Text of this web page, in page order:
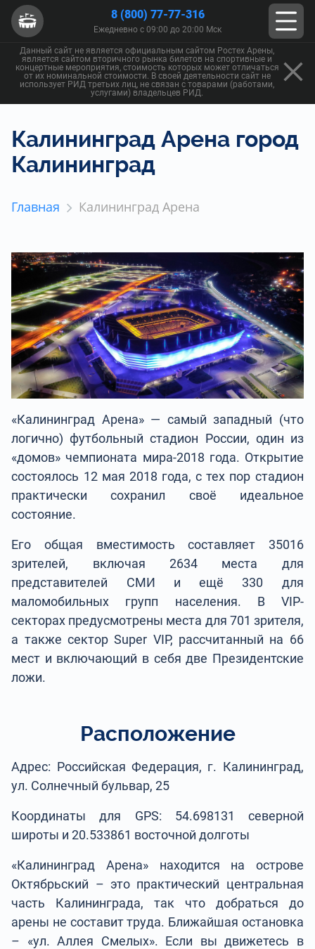
8 (800) 77-77-316
Ежедневно с 09:00 до 20:00 Мск
Данный сайт не является официальным сайтом Ростех Арены,
является сайтом вторичного рынка билетов на спортивные и
концертные мероприятия, стоимость которых может отличаться
от их номинальной стоимости. В своей деятельности сайт не
использует РИД третьих лиц, не связан с товарами (работами,
услугами) владельцев РИД.
Калининград Арена город
Калининград
Главная Калининград Арена
«Калининград Арена» — самый западный (что
логично) футбольный стадион России, один из
«домов» чемпионата мира-2018 года. Открытие
состоялось 12 мая 2018 года, с тех пор стадион
практически сохранил своё идеальное
состояние.
Его общая вместимость составляет 35016
зрителей, включая 2634 места для
представителей СМИ и ещё 330 для
маломобильных групп населения. В VIP-
секторах предусмотрены места для 701 зрителя,
а также сектор Super VIP, рассчитанный на 66
мест и включающий в себя две Президентские
ложи.
Расположение
Адрес: Российская Федерация, г. Калининград,
ул. Солнечный бульвар, 25
Координаты для GPS: 54.698131 северной
широты и 20.533861 восточной долготы
«Калининград Арена» находится на острове
Октябрьский – это практический центральная
часть Калининграда, так что добраться до
арены не составит труда. Ближайшая остановка
– «ул. Аллея Смелых». Если вы движетесь в